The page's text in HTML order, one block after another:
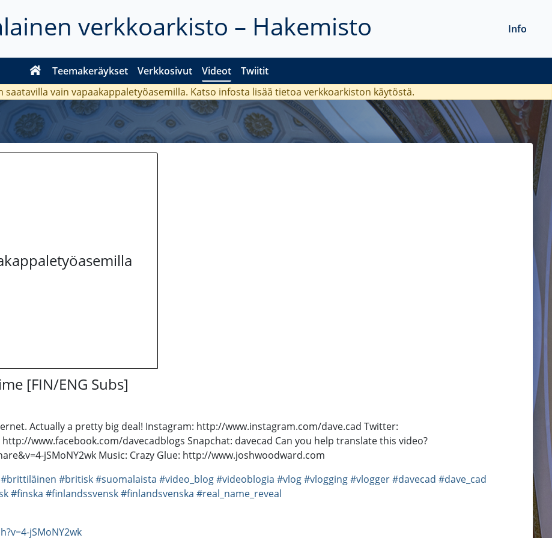
verkkoarkisto – Hakemisto
Teemakeräykset Verkkosivut Videot Twiitit
Info
vain vapaakappaletyöasemilla. Katso infosta lisää tietoa verkkoarkiston käytöstä.
[FIN/ENG Subs]
Actually a pretty big deal! Instagram: http://www.instagram.com/dave.cad Twitter:
www.facebook.com/davecadblogs Snapchat: davecad Can you help translate this video?
jSMoNY2wk Music: Crazy Glue: http://www.joshwoodward.com
#brittiläinen #britisk#suomalaista #video_blog#videoblogia #vlog#vlogging#vlogger#davecad #dave_cad
#finska #finlandssvensk#finlandsvenska #real_name_reveal
jSMoNY2wk